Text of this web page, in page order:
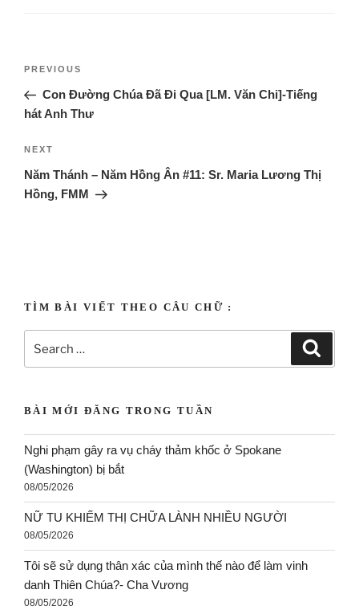
PREVIOUS
Con Đường Chúa Đã Đi Qua [LM. Văn Chi]-Tiếng
hát Anh Thư
NEXT
Năm Thánh – Năm Hồng Ân #11: Sr. Maria Lương Thị
Hồng, FMM
TÌM BÀI VIẾT THEO CÂU CHỮ :
BÀI MỚI ĐĂNG TRONG TUẦN
Nghi phạm gây ra vụ cháy thảm khốc ở Spokane
(Washington) bị bắt
08/05/2026
NỮ TU KHIẾM THỊ CHỮA LÀNH NHIỀU NGƯỜI
08/05/2026
Tôi sẽ sử dụng thân xác của mình thế nào để làm vinh
danh Thiên Chúa?- Cha Vương
08/05/2026